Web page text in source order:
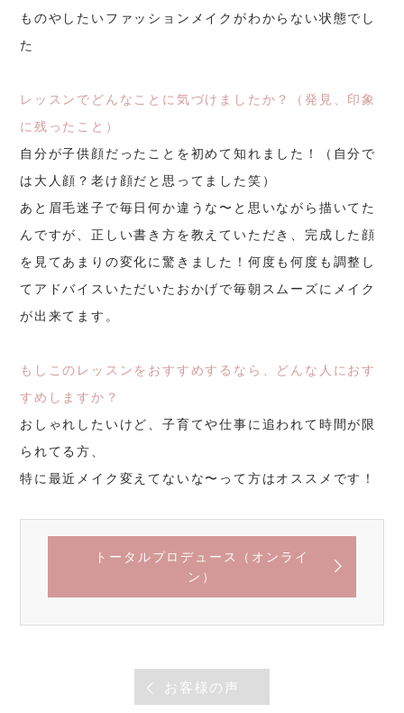
ものやしたいファッションメイクがわからない状態でし
た
レッスンでどんなことに気づけましたか？（発見、印象
に残ったこと）
自分が子供顔だったことを初めて知れました！（自分で
は大人顔？老け顔だと思ってました笑）
あと眉毛迷子で毎日何か違うな〜と思いながら描いてた
んですが、正しい書き方を教えていただき、完成した顔
を見てあまりの変化に驚きました！何度も何度も調整し
てアドバイスいただいたおかげで毎朝スムーズにメイク
が出来てます。
もしこのレッスンをおすすめするなら、どんな人におす
すめしますか？
おしゃれしたいけど、子育てや仕事に追われて時間が限
られてる方、
特に最近メイク変えてないな〜って方はオススメです！
トータルプロデュース（オンライ
ン）
お客様の声